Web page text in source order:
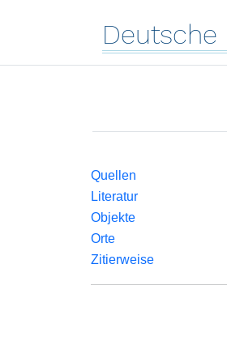
Deutsche
Quellen
Literatur
Objekte
Orte
Zitierweise